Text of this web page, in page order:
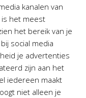
kanalen van
is het meest
het bereik van je
social media
je advertenties
zijn aan het
iedereen maakt
niet alleen je